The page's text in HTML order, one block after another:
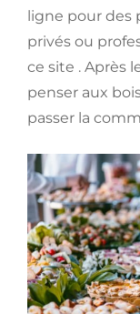
ligne pour des
privés ou
ce site . Après
penser aux
passer la